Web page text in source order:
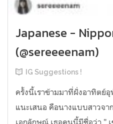
Japanese -
(@sereeeenam)
IG Suggestions !
ครั้งนี้เราข้ามมาที่ฝั่งอาทิตย์
แนะเสนอ คือนางแบบสาวจ